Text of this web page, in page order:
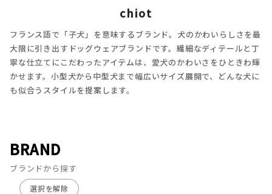
chiot
フランス語で「子犬」を意味するブランド。犬のかわいらしさを最
大限に引き出すドッグウェアブランドです。繊細なディテールと丁
寧な仕立てにこだわったアイテムは、愛犬のかわいさをひときわ輝
かせます。小型犬から中型犬まで幅広いサイズ展開で、どんな犬に
も似合うスタイルを提案します。
BRAND
ブランドから探す
選択を解除